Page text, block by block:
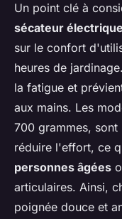
Un point clé à
sécateur électrique
sur le confort
heures de
la fatigue et
aux mains. Les
700 grammes,
réduire l'effort, ce
personnes âgées
articulaires. Ainsi,
poignée douce et